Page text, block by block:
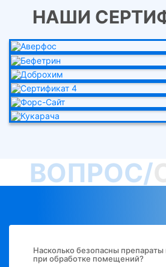
НАШИ
ВОПРОС/
Насколько безопасны
при обработке помещений?